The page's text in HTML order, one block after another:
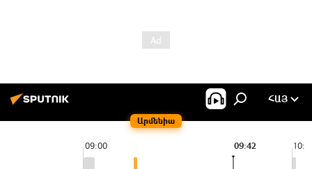
Արմենիա
ՀԱՅ
09:00 09:42